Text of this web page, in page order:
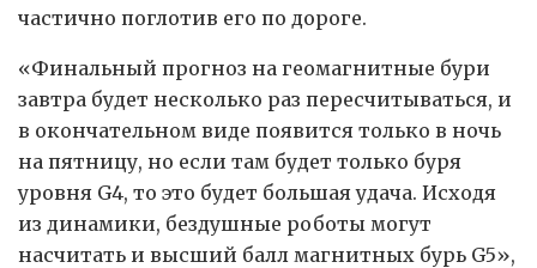
частично поглотив его по дороге.
«Финальный прогноз на геомагнитные бури
завтра будет несколько раз пересчитываться, и
в окончательном виде появится только в ночь
на пятницу, но если там будет только буря
уровня G4, то это будет большая удача. Исходя
из динамики, бездушные роботы могут
насчитать и высший балл магнитных бурь G5»,